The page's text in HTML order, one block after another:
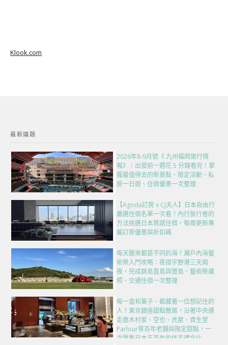
Klook.com
最新議題
2026年8-9月號《 九州福岡旅行情
報》｜出發前一週花 5 分鐘看完！掌
握最值得去的新景點、限定活動、私
房一日遊、住宿優惠一次整理
【Agoda訂房 x CJ夫人】日本自由行
嚴選住宿名單一次看！內行旅行者的
方法挑選日本質感住宿，每周更新專
屬訂房優惠與折扣碼
每天醒來都是不同的海！瀨戶內海藝
術祭入門攻略：夜宿宇野港三天兩
夜，完成跳島直島與豐島、藝術祭護
照、交通住宿一次整理
每一盒和菓子，都藏著一位想記住的
人！東京銀座甜點散策，沿著中央通
走進木村家、空也、虎屋、資生堂
Parlour等百年老舖與限定甜點，一
次匯集日本五百年的伴手禮文化